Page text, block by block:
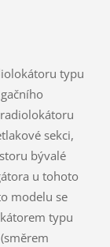
typu
sekci,
bývalé
u tohoto
modelu se
typu